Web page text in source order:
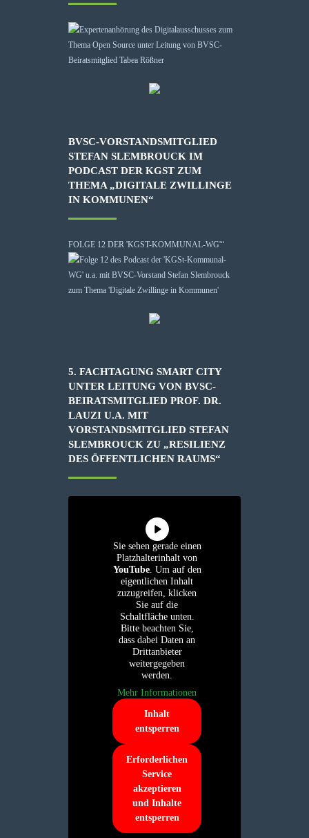
BVSC-VORSTANDSMITGLIED
STEFAN SLEMBROUCK IM
PODCAST DER KGST ZUM
THEMA „DIGITALE ZWILLINGE
IN KOMMUNEN“
FOLGE 12 DER 'KGST-KOMMUNAL-WG'“
5. FACHTAGUNG SMART CITY
UNTER LEITUNG VON BVSC-
BEIRATSMITGLIED PROF. DR.
LAUZI U.A. MIT
VORSTANDSMITGLIED STEFAN
SLEMBROUCK ZU „RESILIENZ
DES ÖFFENTLICHEN RAUMS“
Sie sehen gerade einen
Platzhalterinhalt von
YouTube. Um auf den
eigentlichen Inhalt
zuzugreifen, klicken
Sie auf die
Schaltfläche unten.
Bitte beachten Sie,
dass dabei Daten an
Drittanbieter
weitergegeben
werden.
Mehr Informationen
Inhalt
entsperren
Erforderlichen
Service
akzeptieren
und Inhalte
entsperren